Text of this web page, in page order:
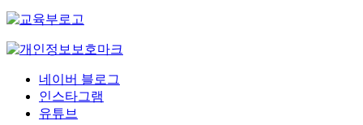
네이버 블로그
인스타그램
유튜브